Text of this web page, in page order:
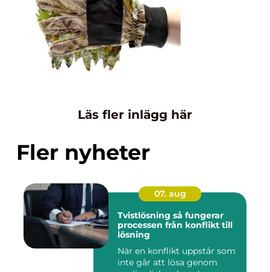
Läs fler inlägg här
Fler nyheter
07. aug
Tvistlösning så fungerar
processen från konflikt till
lösning
När en konflikt uppstår som
inte går att lösa genom